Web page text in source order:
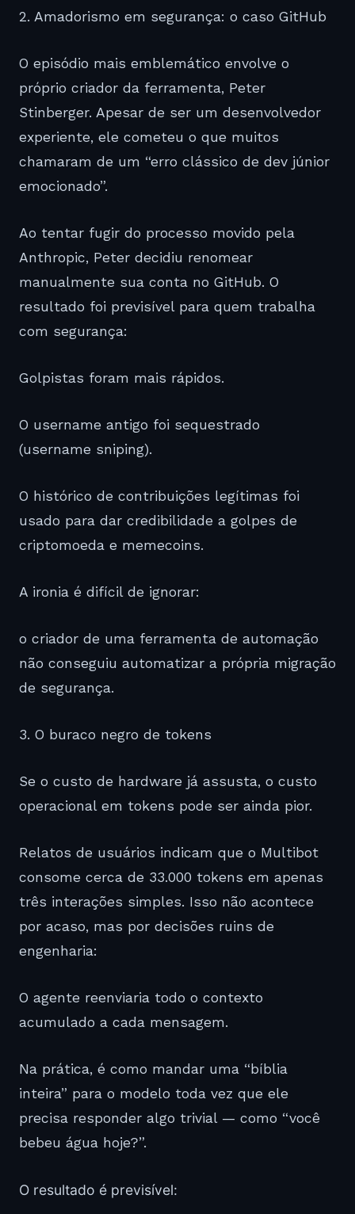
2. Amadorismo em segurança: o caso GitHub
O episódio mais emblemático envolve o
próprio criador da ferramenta, Peter
Stinberger. Apesar de ser um desenvolvedor
experiente, ele cometeu o que muitos
chamaram de um “erro clássico de dev júnior
emocionado”.
Ao tentar fugir do processo movido pela
Anthropic, Peter decidiu renomear
manualmente sua conta no GitHub. O
resultado foi previsível para quem trabalha
com segurança:
Golpistas foram mais rápidos.
O username antigo foi sequestrado
(username sniping).
O histórico de contribuições legítimas foi
usado para dar credibilidade a golpes de
criptomoeda e memecoins.
A ironia é difícil de ignorar:
o criador de uma ferramenta de automação
não conseguiu automatizar a própria migração
de segurança.
3. O buraco negro de tokens
Se o custo de hardware já assusta, o custo
operacional em tokens pode ser ainda pior.
Relatos de usuários indicam que o Multibot
consome cerca de 33.000 tokens em apenas
três interações simples. Isso não acontece
por acaso, mas por decisões ruins de
engenharia:
O agente reenviaria todo o contexto
acumulado a cada mensagem.
Na prática, é como mandar uma “bíblia
inteira” para o modelo toda vez que ele
precisa responder algo trivial — como “você
bebeu água hoje?”.
O resultado é previsível: